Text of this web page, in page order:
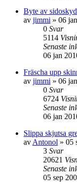
Byte av
av jimmi » 06
0 Svar
5114
Senaste
06 jan
Fräscha upp
av jimmi » 06
0 Svar
6724
Senaste
06 jan
Slippa skjutsa
av Antonol » 05
3 Svar
20621
Senaste
05 sep